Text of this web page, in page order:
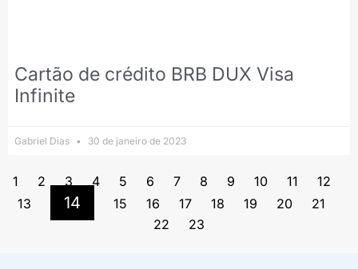
Cartão de crédito BRB DUX Visa
Infinite
Gabriel Dias 30 de janeiro de 2023
1 2 3 4 5 6 7 8 9 10 11
12
13
14 15 16 17 18 19 20
21
22
23